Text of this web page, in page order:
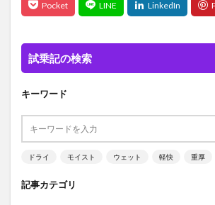
試乗記の検索
キーワード
ドライ モイスト ウェット 軽快 重厚
記事カテゴリ